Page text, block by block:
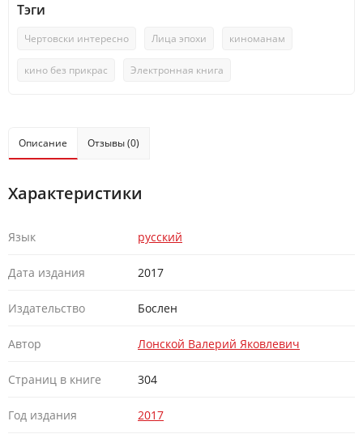
Тэги
Чертовски интересно Лица эпохи киноманам
кино без прикрас Электронная книга
Описание Отзывы (0)
Характеристики
Язык русский
Дата издания 2017
Издательство Бослен
Автор Лонской Валерий Яковлевич
Страниц в книге 304
Год издания 2017